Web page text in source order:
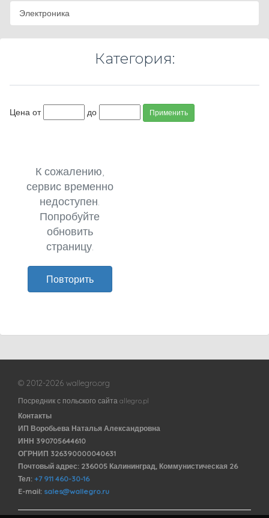
Электроника
Категория:
Цена от до Применить
К сожалению,
сервис временно
недоступен.
Попробуйте
обновить
страницу.
Повторить
© 2012-2026 wallegro.org
Посредник с польского сайта allegro.pl
Контакты
ИП Воробьева Наталья Александровна
ИНН 390705644610
ОГРНИП 326390000040631
Почтовый адрес: 236005 Калининград, Коммунистическая 26
Тел: +7 911 460-30-16
E-mail: sales@wallegro.ru